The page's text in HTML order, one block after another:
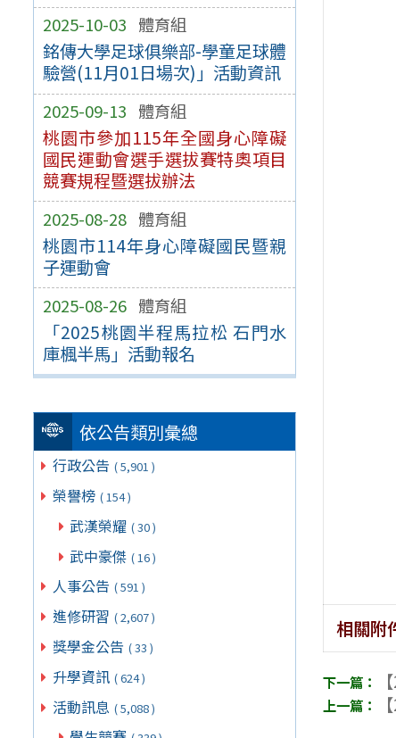
2025-10-03 體育組
銘傳大學足球俱樂部-學童足球體
驗營(11月01日場次)」活動資訊
2025-09-13 體育組
桃園市參加115年全國身心障礙
國民運動會選手選拔賽特奧項目
競賽規程暨選拔辦法
2025-08-28 體育組
桃園市114年身心障礙國民暨親
子運動會
2025-08-26 體育組
「2025桃園半程馬拉松 石門水
庫楓半馬」活動報名
依公告類別彙總
行政公告 ( 5,901 )
榮譽榜 ( 154 )
武漢榮耀 ( 30 )
武中豪傑 ( 16 )
人事公告 ( 591 )
進修研習 ( 2,607 )
獎學金公告 ( 33 )
升學資訊 ( 624 )
活動訊息 ( 5,088 )
相關附